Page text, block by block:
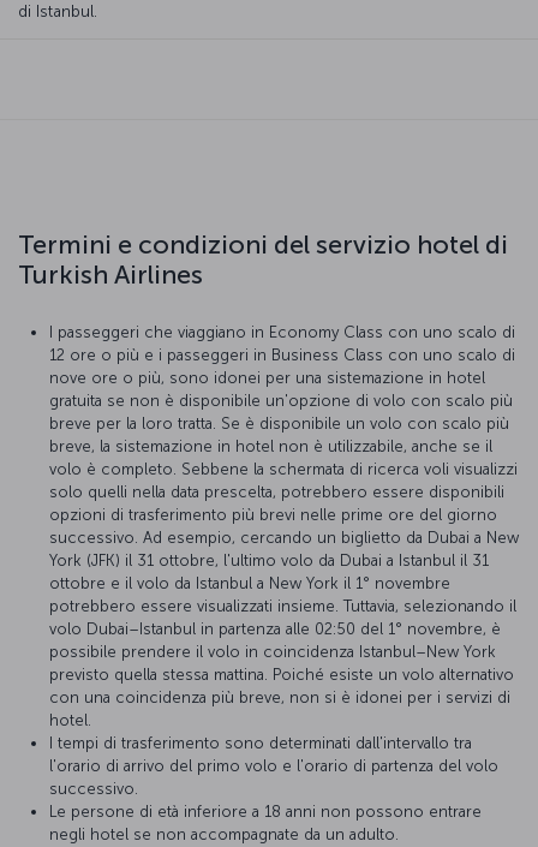
di Istanbul.
Termini e condizioni del servizio hotel di
Turkish Airlines
I passeggeri che viaggiano in Economy Class con uno scalo di
12 ore o più e i passeggeri in Business Class con uno scalo di
nove ore o più, sono idonei per una sistemazione in hotel
gratuita se non è disponibile un'opzione di volo con scalo più
breve per la loro tratta. Se è disponibile un volo con scalo più
breve, la sistemazione in hotel non è utilizzabile, anche se il
volo è completo. Sebbene la schermata di ricerca voli visualizzi
solo quelli nella data prescelta, potrebbero essere disponibili
opzioni di trasferimento più brevi nelle prime ore del giorno
successivo. Ad esempio, cercando un biglietto da Dubai a New
York (JFK) il 31 ottobre, l'ultimo volo da Dubai a Istanbul il 31
ottobre e il volo da Istanbul a New York il 1° novembre
potrebbero essere visualizzati insieme. Tuttavia, selezionando il
volo Dubai–Istanbul in partenza alle 02:50 del 1° novembre, è
possibile prendere il volo in coincidenza Istanbul–New York
previsto quella stessa mattina. Poiché esiste un volo alternativo
con una coincidenza più breve, non si è idonei per i servizi di
hotel.
I tempi di trasferimento sono determinati dall'intervallo tra
l'orario di arrivo del primo volo e l'orario di partenza del volo
successivo.
Le persone di età inferiore a 18 anni non possono entrare
negli hotel se non accompagnate da un adulto.